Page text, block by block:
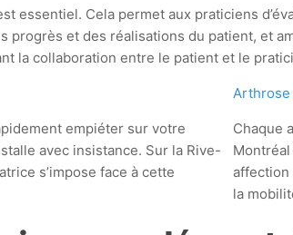
essentiel. Cela permet aux praticiens
et des réalisations du patient, et
la collaboration entre le patient et le
empiéter sur votre
avec insistance. Sur la Rive-
s’impose face à cette
Arthrose
Chaque
affection
la